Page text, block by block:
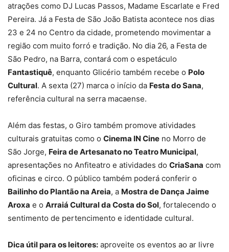
atrações como DJ Lucas Passos, Madame Escarlate e Fred
Pereira. Já a Festa de São João Batista acontece nos dias
23 e 24 no Centro da cidade, prometendo movimentar a
região com muito forró e tradição. No dia 26, a Festa de
São Pedro, na Barra, contará com o espetáculo
Fantastiquê, enquanto Glicério também recebe o Polo
Cultural. A sexta (27) marca o início da Festa do Sana,
referência cultural na serra macaense.
Além das festas, o Giro também promove atividades
culturais gratuitas como o Cinema IN Cine no Morro de
São Jorge, Feira de Artesanato no Teatro Municipal,
apresentações no Anfiteatro e atividades do CriaSana com
oficinas e circo. O público também poderá conferir o
Bailinho do Plantão na Areia, a Mostra de Dança Jaime
Aroxa e o Arraiá Cultural da Costa do Sol, fortalecendo o
sentimento de pertencimento e identidade cultural.
Dica útil para os leitores: aproveite os eventos ao ar livre